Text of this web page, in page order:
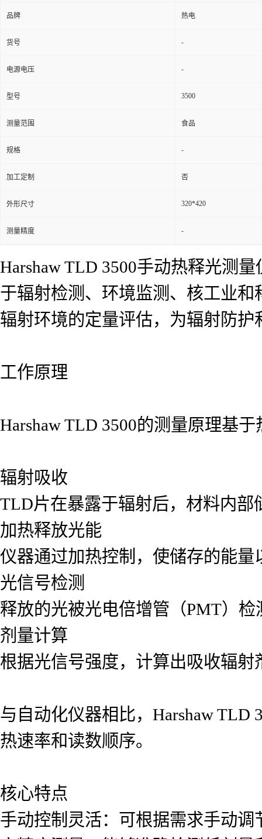
品牌 热电
货号 -
电源电压 -
型号 3500
测量范围 食品
规格 -
加工定制 否
外形尺寸 320*420
测量精度 -
Harshaw TLD 3500手动热释光测
于辐射检测、环境监测、核工业
辐射环境的定量评估，为辐射防
工作原理
Harshaw TLD 3500的测量原理基
辐射吸收
TLD片在暴露于辐射后，材料内
加热释放光能
仪器通过加热控制，使储存的能
光信号检测
释放的光被光电倍增管（PMT）
剂量计算
根据光信号强度，计算出吸收辐
与自动化仪器相比，Harshaw
热速率和读数顺序。
核心特点
手动控制灵活：可根据需求手动